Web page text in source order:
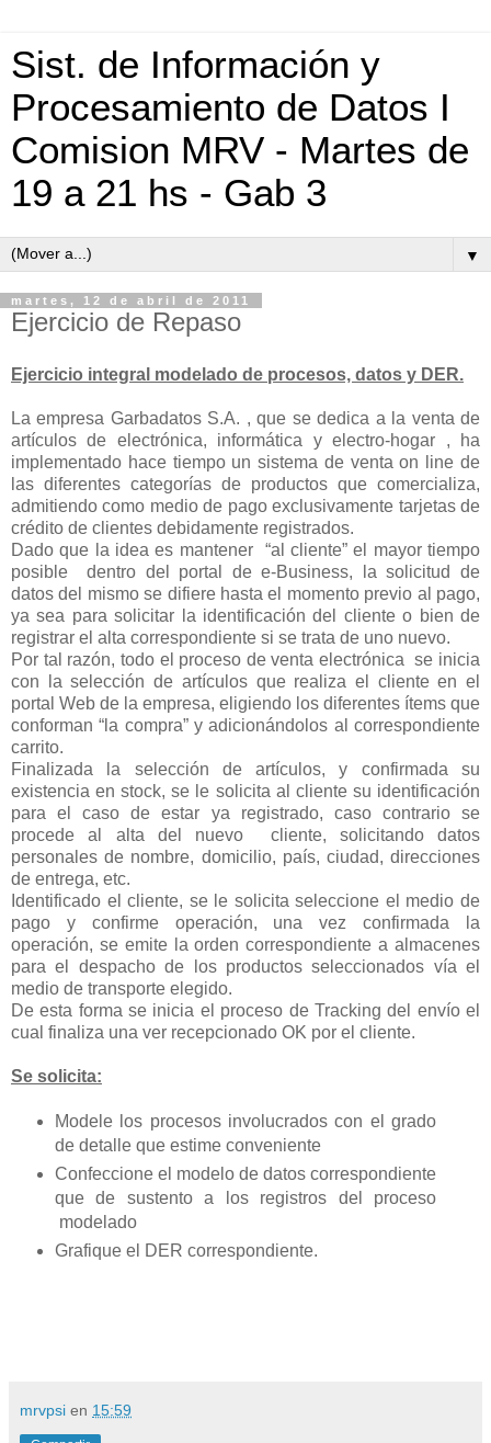
Sist. de Información y
Procesamiento de Datos I
Comision MRV - Martes de
19 a 21 hs - Gab 3
▼
martes, 12 de abril de 2011
Ejercicio de Repaso
Ejercicio integral modelado de procesos, datos y DER.
La empresa Garbadatos S.A. , que se dedica a la venta de
artículos de electrónica, informática y electro-hogar , ha
implementado hace tiempo un sistema de venta on line de
las diferentes categorías de productos que comercializa,
admitiendo como medio de pago exclusivamente tarjetas de
crédito de clientes debidamente registrados.
Dado que la idea es mantener
“al cliente” el mayor tiempo
posible
dentro del portal de e-Business, la solicitud de
datos del mismo se difiere hasta el momento previo al pago,
ya sea para solicitar la identificación del cliente o bien de
registrar el alta correspondiente si se trata de uno nuevo.
Por tal razón, todo el proceso de venta electrónica
se inicia
con la selección de artículos que realiza el cliente en el
portal Web de la empresa, eligiendo los diferentes ítems que
conforman “la compra” y adicionándolos al correspondiente
carrito.
Finalizada la selección de artículos, y confirmada su
existencia en stock, se le solicita al cliente su identificación
para el caso de estar ya registrado, caso contrario se
procede al alta del nuevo
cliente, solicitando datos
personales de nombre, domicilio, país, ciudad, direcciones
de entrega, etc.
Identificado el cliente, se le solicita seleccione el medio de
pago y confirme operación, una vez confirmada la
operación, se emite la orden correspondiente a almacenes
para el despacho de los productos seleccionados vía el
medio de transporte elegido.
De esta forma se inicia el proceso de Tracking del envío el
cual finaliza una ver recepcionado OK por el cliente.
Se solicita:
Modele los procesos involucrados con el grado
de detalle que estime conveniente
Confeccione el modelo de datos correspondiente
que de sustento a los registros del proceso
modelado
Grafique el DER correspondiente.
mrvpsi en 15:59